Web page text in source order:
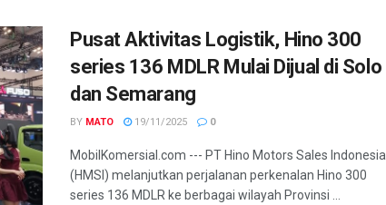
Pusat Aktivitas Logistik, Hino 300
series 136 MDLR Mulai Dijual di Solo
dan Semarang
BY MATO 19/11/2025 0
MobilKomersial.com --- PT Hino Motors Sales Indonesia
(HMSI) melanjutkan perjalanan perkenalan Hino 300
series 136 MDLR ke berbagai wilayah Provinsi ...